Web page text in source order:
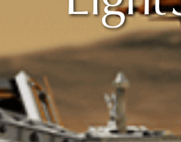
る。
ています。
たちシグマ光機です。